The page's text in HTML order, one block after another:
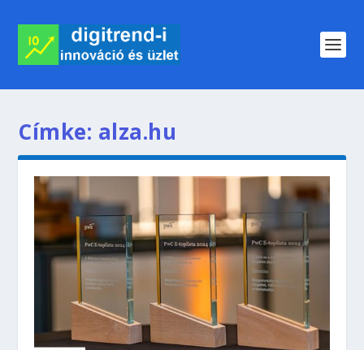
Címke: alza.hu